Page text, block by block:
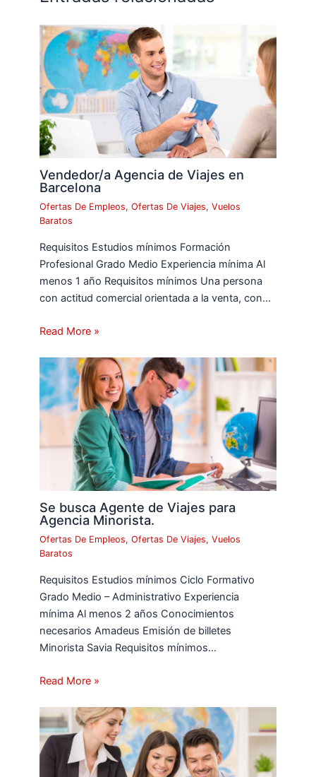
Vendedor/a Agencia de Viajes en
Barcelona
Ofertas De Empleos,Ofertas De Viajes,Vuelos
Baratos
Requisitos Estudios mínimos Formación
Profesional Grado Medio Experiencia mínima Al
menos 1 año Requisitos mínimos Una persona
con actitud comercial orientada a la venta, con…
Read More »
Se busca Agente de Viajes para
Agencia Minorista.
Ofertas De Empleos,Ofertas De Viajes,Vuelos
Baratos
Requisitos Estudios mínimos Ciclo Formativo
Grado Medio – Administrativo Experiencia
mínima Al menos 2 años Conocimientos
necesarios Amadeus Emisión de billetes
Minorista Savia Requisitos mínimos…
Read More »